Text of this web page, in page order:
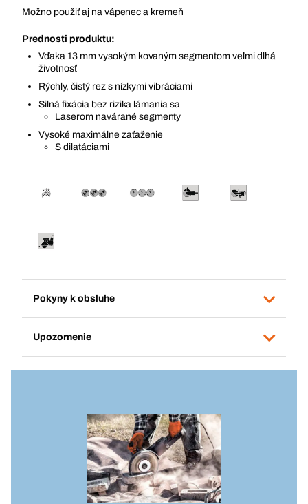
Možno použiť aj na vápenec a kremeň
Prednosti produktu:
Vďaka 13 mm vysokým kovaným segmentom veľmi dlhá
životnosť
Rýchly, čistý rez s nízkymi vibráciami
Silná fixácia bez rizika lámania sa
Laserom navárané segmenty
Vysoké maximálne zaťaženie
S dilatáciami
Pokyny k obsluhe
Upozornenie